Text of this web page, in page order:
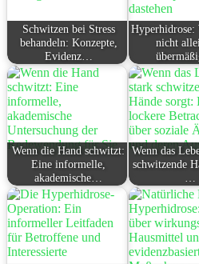
Schwitzen bei Stress
behandeln: Konzepte,
Evidenz…
Hyperhidrose:
nicht
Wenn die Hand schwitzt:
Eine informelle,
akademische…
Wenn das
schwitzende